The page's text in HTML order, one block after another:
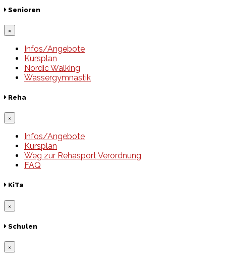
Senioren
×
Infos/Angebote
Kursplan
Nordic Walking
Wassergymnastik
Reha
×
Infos/Angebote
Kursplan
Weg zur Rehasport Verordnung
FAQ
KiTa
×
Schulen
×